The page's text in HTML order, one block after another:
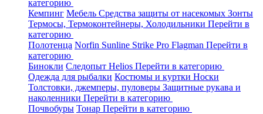
категорию
Кемпинг Мебель Средства защиты от насекомых Зонты
Термосы, Термоконтейнеры, Холодильники Перейти в
категорию
Полотенца Norfin Sunline Strike Pro Flagman Перейти в
категорию
Бинокли Следопыт Helios Перейти в категорию
Одежда для рыбалки Костюмы и куртки Носки
Толстовки, джемперы, пуловеры Защитные рукава и
наколенники Перейти в категорию
Почвобуры Тонар Перейти в категорию